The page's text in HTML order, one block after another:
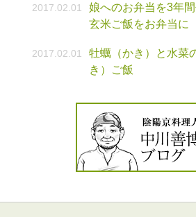
2017.02.01
娘へのお弁当を3年
玄米ご飯をお弁当に
2017.02.01
牡蠣（かき）と水
き）ご飯